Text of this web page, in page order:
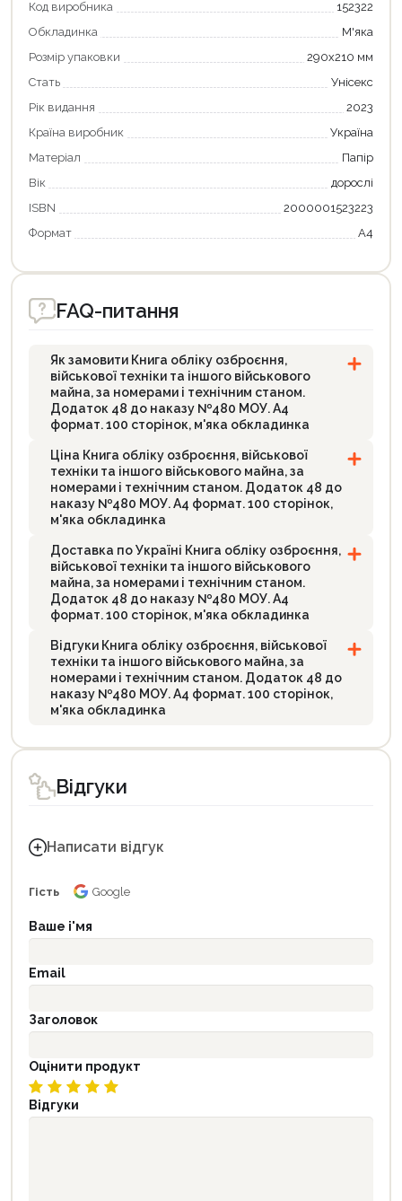
Код виробника
152322
Обкладинка
М'яка
Розмір упаковки
290х210 мм
Стать
Унісекс
Рік видання
2023
Країна виробник
Україна
Матеріал
Папір
Вік
дорослі
ISBN
2000001523223
Формат
А4
FAQ-питання
Як замовити Книга обліку озброєння,
військової техніки та іншого військового
майна, за номерами і технічним станом.
Додаток 48 до наказу №480 МОУ. А4
формат. 100 сторінок, м'яка обкладинка
Ціна Книга обліку озброєння, військової
техніки та іншого військового майна, за
номерами і технічним станом. Додаток 48 до
наказу №480 МОУ. А4 формат. 100 сторінок,
м'яка обкладинка
Доставка по Україні Книга обліку озброєння,
військової техніки та іншого військового
майна, за номерами і технічним станом.
Додаток 48 до наказу №480 МОУ. А4
формат. 100 сторінок, м'яка обкладинка
Відгуки Книга обліку озброєння, військової
техніки та іншого військового майна, за
номерами і технічним станом. Додаток 48 до
наказу №480 МОУ. А4 формат. 100 сторінок,
м'яка обкладинка
Відгуки
Написати відгук
Гість Google
Ваше і'мя
Email
Заголовок
Оцінити продукт
Відгуки